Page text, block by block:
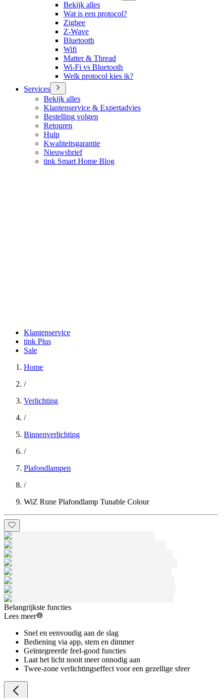
Bekijk alles
Wat is een protocol?
Zigbee
Z-Wave
Bluetooth
Wifi
Matter & Thread
Wi-Fi vs Bluetooth
Welk protocol kies ik?
Services
Bekijk alles
Klantenservice & Expertadvies
Bestelling volgen
Retouren
Hulp
Kwaliteitsgarantie
Nieuwsbrief
tink Smart Home Blog
Klantenservice
tink Plus
Sale
Home
/
Verlichting
/
Binnenverlichting
/
Plafondlampen
/
WiZ Rune Plafondlamp Tunable Colour
Belangrijkste functies
Lees meer
Snel en eenvoudig aan de slag
Bediening via app, stem en dimmer
Geïntegreerde feel-good functies
Laat het licht nooit meer onnodig aan
Twee-zone verlichtingseffect voor een gezellige sfeer